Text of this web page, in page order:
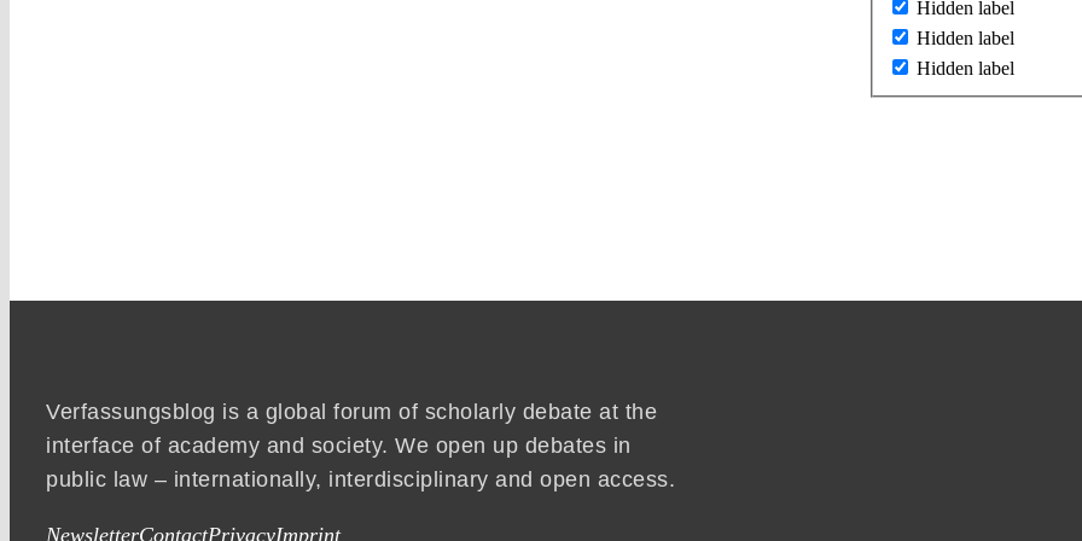
Hidden label
Hidden label
Hidden label
Verfassungsblog is a global forum of scholarly debate at the
interface of academy and society. We open up debates in
public law – internationally, interdisciplinary and open access.
NewsletterContactPrivacyImprint